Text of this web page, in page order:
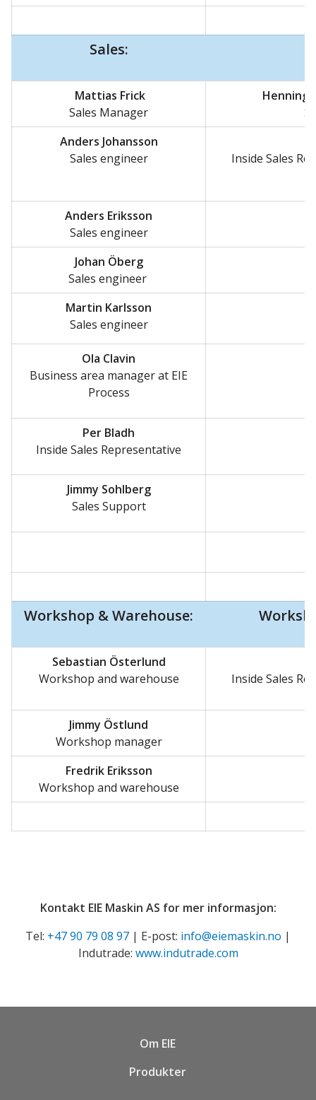
Sales:
Mattias Frick
Sales Manager
Henning
Anders Johansson
Sales engineer
Inside Sales
Anders Eriksson
Sales engineer
Johan Öberg
Sales engineer
Martin Karlsson
Sales engineer
Ola Clavin
Business area manager at EIE
Process
Per Bladh
Inside Sales Representative
Jimmy Sohlberg
Sales Support
Workshop & Warehouse:
Sebastian Österlund
Workshop and warehouse
Inside Sales
Jimmy Östlund
Workshop manager
Fredrik Eriksson
Workshop and warehouse
Kontakt EIE Maskin AS for mer informasjon:
Tel: +47 90 79 08 97 | E-post: info@eiemaskin.no |
Indutrade: www.indutrade.com
Om EIE
Produkter